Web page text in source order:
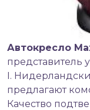
Автокресло
представитель
I.
предлагают
Качество